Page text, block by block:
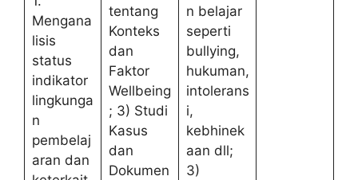
Mengana
lisis
status
indikator
lingkunga
n
pembelaj
aran dan
tentang
Konteks
dan
Faktor
Wellbeing
; 3) Studi
Kasus
dan
Dokumen
n belajar
seperti
bullying,
hukuman,
intolerans
i,
kebhinek
aan dll;
3)